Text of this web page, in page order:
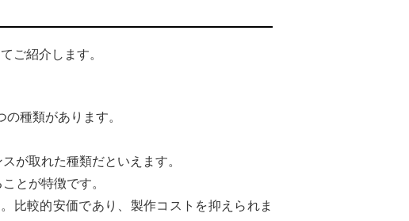
ご紹介します。
種類があります。
が取れた種類だといえます。
とが特徴です。
比較的安価であり、製作コストを抑えられま